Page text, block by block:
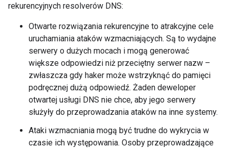
rekurencyjnych resolverów DNS:
Otwarte rozwiązania rekurencyjne to atrakcyjne cele
uruchamiania ataków wzmacniających. Są to wydajne
serwery o dużych mocach i mogą generować
większe odpowiedzi niż przeciętny serwer nazw –
zwłaszcza gdy haker może wstrzyknąć do pamięci
podręcznej dużą odpowiedź. Żaden deweloper
otwartej usługi DNS nie chce, aby jego serwery
służyły do przeprowadzania ataków na inne systemy.
Ataki wzmacniania mogą być trudne do wykrycia w
czasie ich występowania. Osoby przeprowadzające